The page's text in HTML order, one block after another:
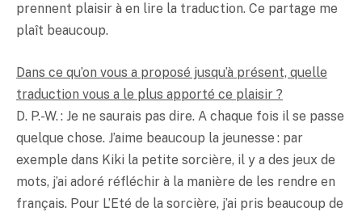
prennent plaisir à en lire la traduction. Ce partage me
plaît beaucoup.
Dans ce qu’on vous a proposé jusqu’à présent, quelle
traduction vous a le plus apporté ce plaisir ?
D. P.-W. : Je ne saurais pas dire. A chaque fois il se passe
quelque chose. J’aime beaucoup la jeunesse : par
exemple dans Kiki la petite sorcière, il y a des jeux de
mots, j’ai adoré réfléchir à la manière de les rendre en
français. Pour L’Eté de la sorcière, j’ai pris beaucoup de